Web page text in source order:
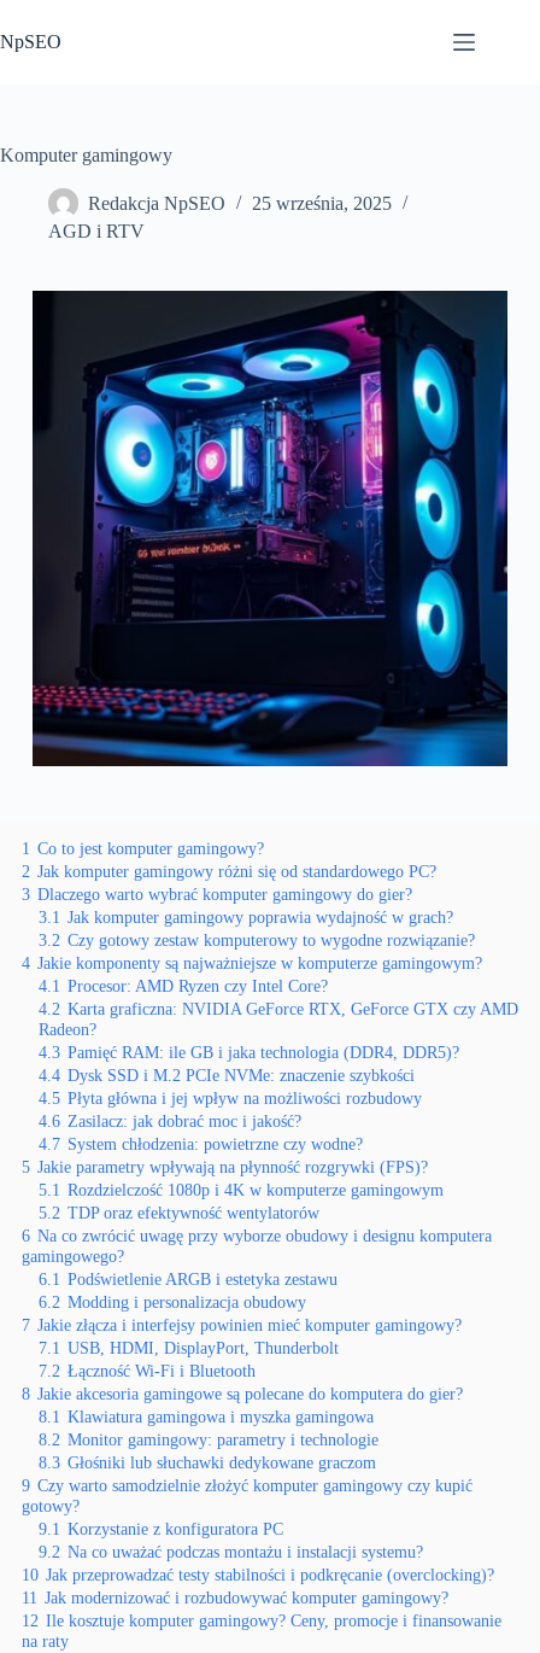
do
treści
NpSEO
Komputer gamingowy
Redakcja NpSEO
25 września, 2025
AGD i RTV
1 Co to jest komputer gamingowy?
2 Jak komputer gamingowy różni się od standardowego PC?
3 Dlaczego warto wybrać komputer gamingowy do gier?
3.1 Jak komputer gamingowy poprawia wydajność w grach?
3.2 Czy gotowy zestaw komputerowy to wygodne rozwiązanie?
4 Jakie komponenty są najważniejsze w komputerze gamingowym?
4.1 Procesor: AMD Ryzen czy Intel Core?
4.2 Karta graficzna: NVIDIA GeForce RTX, GeForce GTX czy AMD
Radeon?
4.3 Pamięć RAM: ile GB i jaka technologia (DDR4, DDR5)?
4.4 Dysk SSD i M.2 PCIe NVMe: znaczenie szybkości
4.5 Płyta główna i jej wpływ na możliwości rozbudowy
4.6 Zasilacz: jak dobrać moc i jakość?
4.7 System chłodzenia: powietrzne czy wodne?
5 Jakie parametry wpływają na płynność rozgrywki (FPS)?
5.1 Rozdzielczość 1080p i 4K w komputerze gamingowym
5.2 TDP oraz efektywność wentylatorów
6 Na co zwrócić uwagę przy wyborze obudowy i designu komputera
gamingowego?
6.1 Podświetlenie ARGB i estetyka zestawu
6.2 Modding i personalizacja obudowy
7 Jakie złącza i interfejsy powinien mieć komputer gamingowy?
7.1 USB, HDMI, DisplayPort, Thunderbolt
7.2 Łączność Wi-Fi i Bluetooth
8 Jakie akcesoria gamingowe są polecane do komputera do gier?
8.1 Klawiatura gamingowa i myszka gamingowa
8.2 Monitor gamingowy: parametry i technologie
8.3 Głośniki lub słuchawki dedykowane graczom
9 Czy warto samodzielnie złożyć komputer gamingowy czy kupić
gotowy?
9.1 Korzystanie z konfiguratora PC
9.2 Na co uważać podczas montażu i instalacji systemu?
10 Jak przeprowadzać testy stabilności i podkręcanie (overclocking)?
11 Jak modernizować i rozbudowywać komputer gamingowy?
12 Ile kosztuje komputer gamingowy? Ceny, promocje i finansowanie
na raty